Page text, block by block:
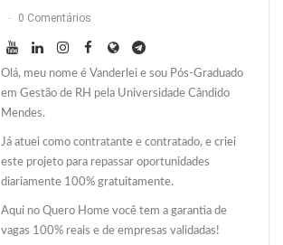
0 Comentários
Olá, meu nome é Vanderlei e sou Pós-Graduado
em Gestão de RH pela Universidade Cândido
Mendes.
Já atuei como contratante e contratado, e criei
este projeto para repassar oportunidades
diariamente 100% gratuitamente.
Aqui no Quero Home você tem a garantia de
vagas 100% reais e de empresas validadas!